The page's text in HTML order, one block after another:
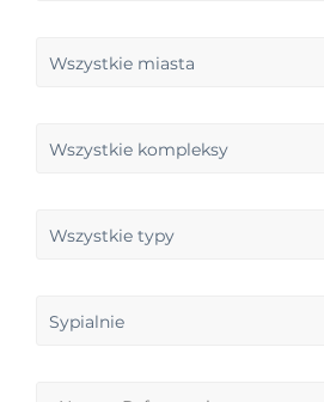
Wszystkie miasta
Wszystkie kompleksy
Wszystkie typy
Sypialnie